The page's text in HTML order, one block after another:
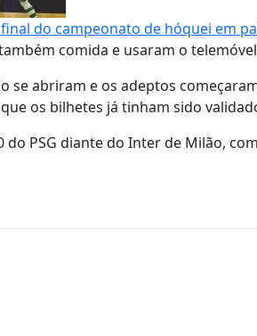
do campeonato de hóquei em
comida e usaram o
se abriram e os adeptos
os bilhetes já tinham sido
PSG diante do Inter de Milão,